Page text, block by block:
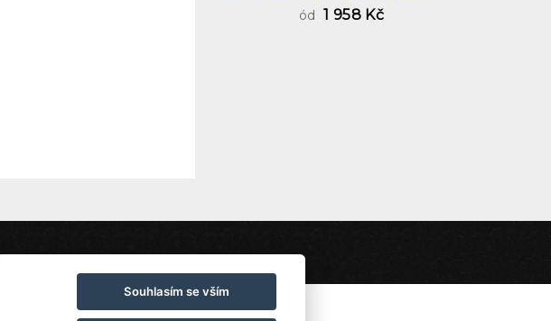
ód 1 958 Kč
Souhlasím se vším